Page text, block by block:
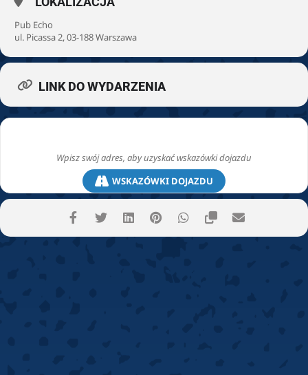
Pub Echo
ul. Picassa 2, 03-188 Warszawa
LINK DO WYDARZENIA
WSKAZÓWKI DOJAZDU